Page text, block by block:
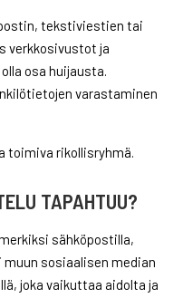
tekstiviestien tai
verkkosivustot ja
osa huijausta.
varastaminen
toimiva rikollisryhmä.
TAPAHTUU?
sähköpostilla,
sosiaalisen median
joka vaikuttaa aidolta ja